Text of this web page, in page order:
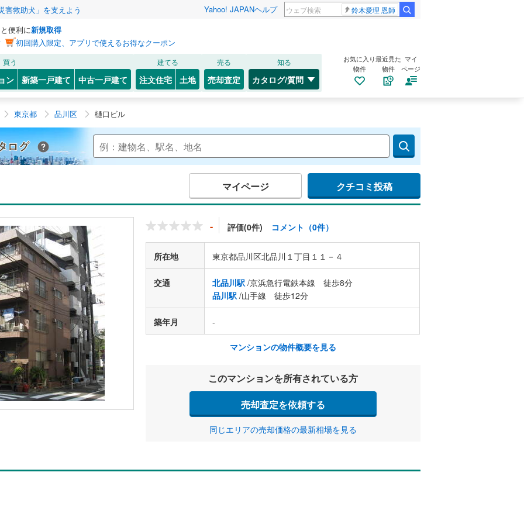
害救助犬」を支えよう Yahoo! JAPANヘルプ 鈴木愛理 恩師
便利に新規取得
初回購入限定、アプリで使えるお得なクーポン
買う
ン 新築一戸建て 中古一戸建て
建てる
注文住宅 土地
売る
売却査定
知る
カタログ/質問
お気に入り
物件
最近見た
物件
マイ
ページ
東京都 品川区 樋口ビル
Yahoo!不動産 マンションカタログ
マイページ クチコミ投稿
- 評価(0件) コメント（0件）
所在地 東京都品川区北品川１丁目１１－４
交通 北品川駅 /京浜急行電鉄本線 徒歩8分
品川駅 /山手線 徒歩12分
築年月 -
マンションの物件概要を見る
このマンションを所有されている方
売却査定を依頼する
同じエリアの売却価格の最新相場を見る